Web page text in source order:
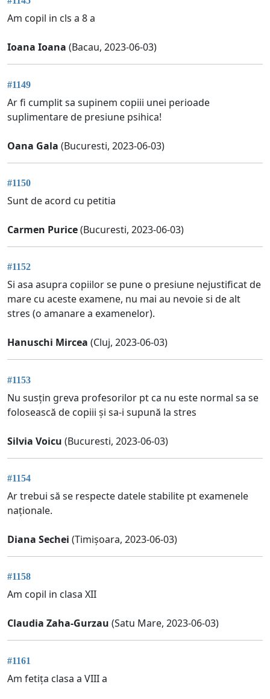
Am copil in cls a 8 a
Ioana Ioana (Bacau, 2023-06-03)
#1149
Ar fi cumplit sa supinem copiii unei perioade
suplimentare de presiune psihica!
Oana Gala (Bucuresti, 2023-06-03)
#1150
Sunt de acord cu petitia
Carmen Purice(Bucuresti, 2023-06-03)
#1152
Si asa asupra copiilor se pune o presiune nejustificat de
mare cu aceste examene, nu mai au nevoie si de alt
stres (o amanare a examenelor).
Hanuschi Mircea (Cluj, 2023-06-03)
#1153
Nu susțin greva profesorilor pt ca nu este normal sa se
folosească de copiii și sa-i supună la stres
Silvia Voicu (Bucuresti, 2023-06-03)
#1154
Ar trebui să se respecte datele stabilite pt examenele
naționale.
Diana Sechei (Timișoara, 2023-06-03)
#1158
Am copil in clasa XII
Claudia Zaha-Gurzau (Satu Mare, 2023-06-03)
#1161
Am fetița clasa a VIII a